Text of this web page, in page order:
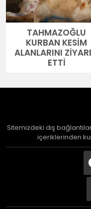
TAHMAZOĞLU
KURBAN KESİM
ALANLARINI
ETTİ
Sitemizdeki dış
içeriklerinden